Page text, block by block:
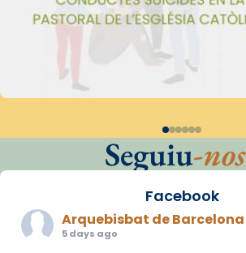
Seguiu-nos
Facebook
Arquebisbat de Barcelona
5 days ago